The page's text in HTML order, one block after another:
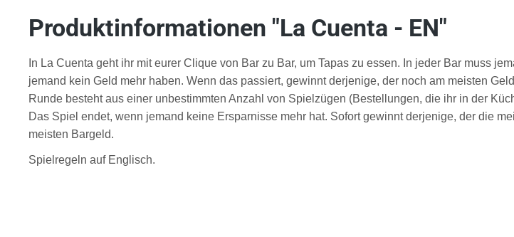
Produktinformationen "La Cuenta - EN"
In La Cuenta geht ihr mit eurer Clique von Bar zu Bar, um Tapas zu essen. In jeder Bar muss
jemand kein Geld mehr haben. Wenn das passiert, gewinnt derjenige, der noch am meisten
Runde besteht aus einer unbestimmten Anzahl von Spielzügen (Bestellungen, die ihr in der
Das Spiel endet, wenn jemand keine Ersparnisse mehr hat. Sofort gewinnt derjenige, der die
meisten Bargeld.
Spielregeln auf Englisch.